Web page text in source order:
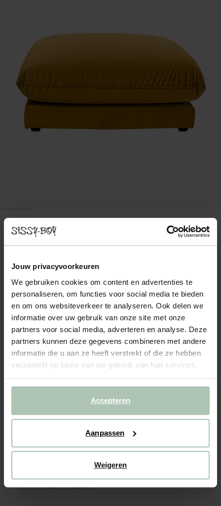
Jouw privacyvoorkeuren
We gebruiken cookies om content en advertenties te
personaliseren, om functies voor social media te bieden
en om ons websiteverkeer te analyseren. Ook delen we
informatie over uw gebruik van onze site met onze
partners voor social media, adverteren en analyse. Deze
partners kunnen deze gegevens combineren met andere
informatie die u aan ze heeft verstrekt of die ze hebben
verzameld op basis van uw gebruik van hun services.
Accepteren
Aanpassen
Weigeren
449.00
De hocker uit de Countess serie van Sissy-Boy. De serie bestaat
samenstellen naar jouw wensen en de ruimte die je hebt. Door de
lage zitting geeft de Countess bank je i...Lees meer
1 Model
VOEG TOE AAN WINKELMAND449.00€
Verpakkingsmateriaal nemen we mee
Banken retourvoorwaarden